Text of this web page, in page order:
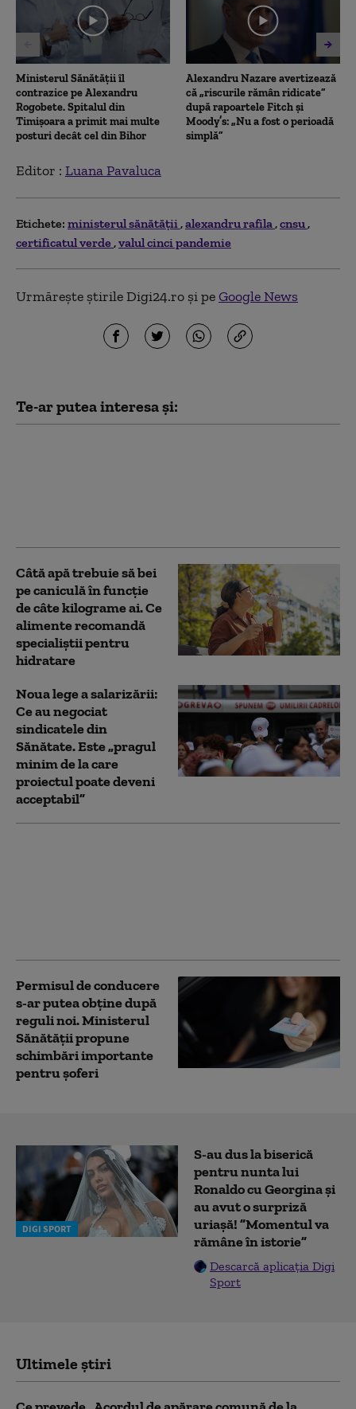
Ministerul Sănătății îl
contrazice pe Alexandru
Rogobete. Spitalul din
Timișoara a primit mai multe
posturi decât cel din Bihor
Alexandru Nazare avertizează
că „riscurile rămân ridicate”
după rapoartele Fitch și
Moody’s: „Nu a fost o perioadă
simplă”
Editor : Luana Pavaluca
Etichete: ministerul sănătăţii alexandru rafila cnsu
certificatul verde valul cinci pandemie
Urmărește știrile Digi24.ro și peGoogle News
Te-ar putea interesa și:
Câtă apă trebuie să bei
pe caniculă în funcție
de câte kilograme ai. Ce
alimente recomandă
specialiștii pentru
hidratare
Noua lege a salarizării:
Ce au negociat
sindicatele din
Sănătate. Este „pragul
minim de la care
proiectul poate deveni
acceptabil”
Permisul de conducere
s-ar putea obține după
reguli noi. Ministerul
Sănătății propune
schimbări importante
pentru șoferi
DIGI SPORT
S-au dus la biserică
pentru nunta lui
Ronaldo cu Georgina și
au avut o surpriză
uriașă! ”Momentul va
rămâne în istorie”
Descarcă aplicația Digi
Sport
Ultimele știri